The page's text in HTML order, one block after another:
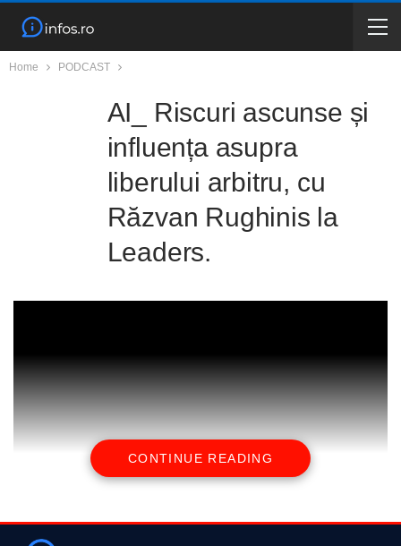
Home PODCAST
AI_ Riscuri ascunse și
influența asupra
liberului arbitru, cu
Răzvan Rughinis la
Leaders.
CONTINUE READING